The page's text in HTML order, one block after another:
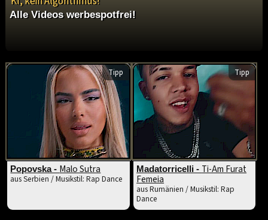
Alle Videos werbespotfrei!
Tipp
Popovska - Malo Sutra
aus Serbien / Musikstil: Rap Dance
Tipp
Madatorricelli - Ti-Am Furat
Femeia
aus Rumänien / Musikstil: Rap
Dance